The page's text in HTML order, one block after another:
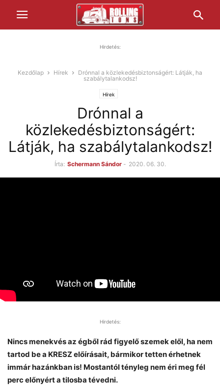
Hirdetés:
Kezdőlap Hírek
Drónnal a közlekedésbiztonságért: Látják, ha
szabálytalankodsz!
Hírek
Drónnal a
közlekedésbiztonságért:
Látják, ha szabálytalankodsz!
Írta: Schermann Sándor - 2020. 06. 30.
Hirdetés:
Nincs menekvés az égből rád figyelő szemek elől, ha nem
tartod be a KRESZ előírásait, bármikor tetten érhetnek
immár hazánkban is! Mostantól tényleg nem éri meg fél
perc előnyért a tilosba tévedni.